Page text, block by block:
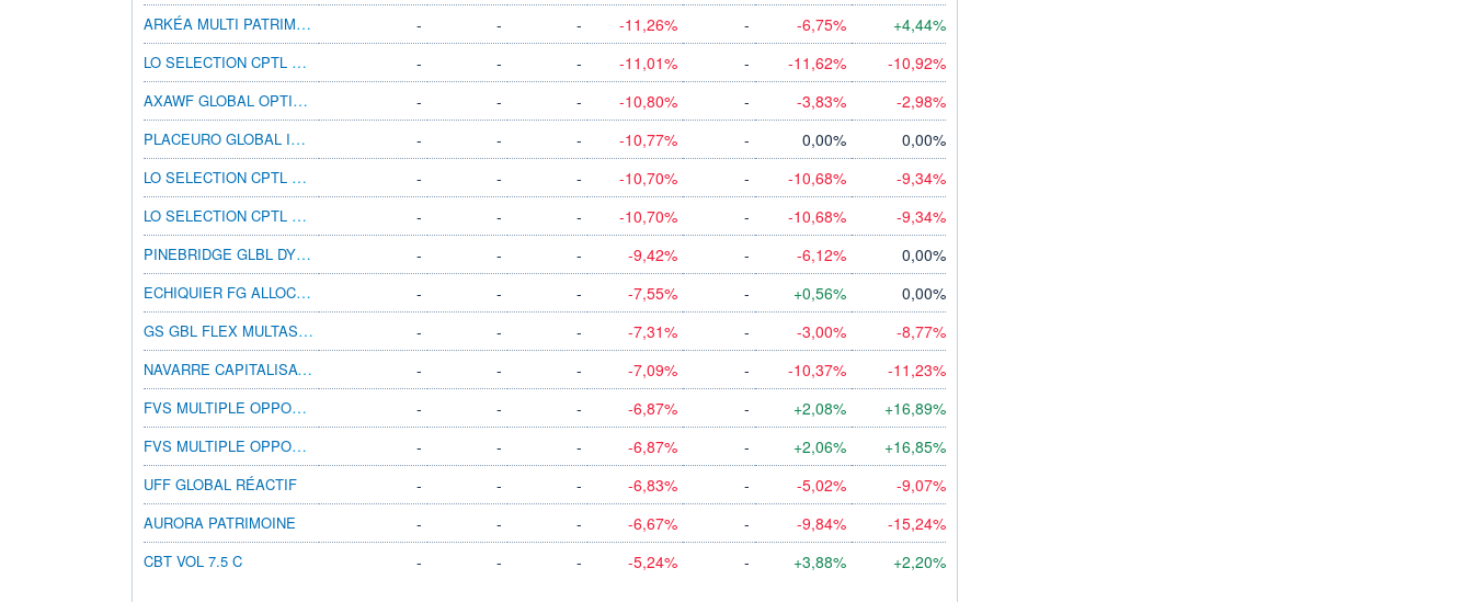
ARKÉA MULTI PATRIMOINE R
- - - -11,26% - -6,75%
+4,44%
LO SELECTION CPTL PRESV EUR PA
- - - -11,01% - -11,62%
-10,92%
AXAWF GLOBAL OPTIMAL INCOME BX DIS EUR
- - - -10,80% - -3,83%
-2,98%
PLACEURO GLOBAL INVEST D
- - - -10,77% - 0,00%
0,00%
LO SELECTION CPTL PRESV EUR MA
- - - -10,70% - -10,68%
-9,34%
LO SELECTION CPTL PRESV EUR MD
- - - -10,70% - -10,68%
-9,34%
PINEBRIDGE GLBL DYN ASSET ALLC A1H
- - - -9,42% - -6,12%
0,00%
ECHIQUIER FG ALLOCATION A
- - - -7,55% - +0,56%
0,00%
GS GBL FLEX MULTASS PRE-P CAP EUR
- - - -7,31% - -3,00%
-8,77%
NAVARRE CAPITALISATION I
- - - -7,09% - -10,37%
-11,23%
FVS MULTIPLE OPPORTUNITIES II R
- - - -6,87% - +2,08%
+16,89%
FVS MULTIPLE OPPORTUNITIES II RT
- - - -6,87% - +2,06% +16,85%
UFF GLOBAL RÉACTIF - - - -6,83% - -5,02% -9,07%
AURORA PATRIMOINE - - - -6,67% - -9,84% -15,24%
CBT VOL 7.5 C - - - -5,24% - +3,88% +2,20%